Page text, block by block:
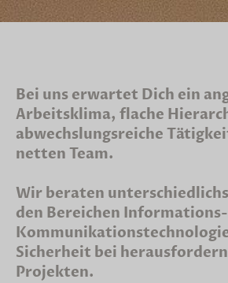
Bei uns erwartet Dich ein
Arbeitsklima, flache
abwechslungsreiche
netten Team.
Wir beraten
den Bereichen
Sicherheit bei
Projekten.